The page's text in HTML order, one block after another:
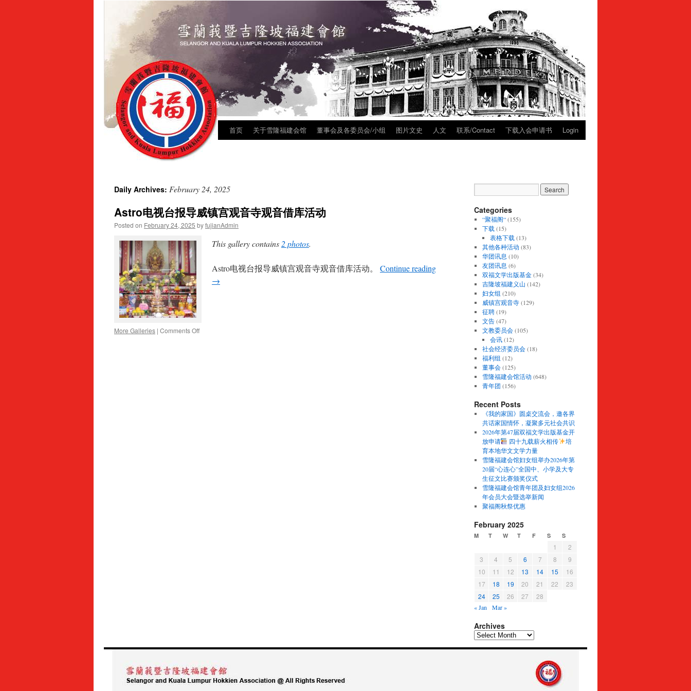
Skip首页 关于雪隆福建会馆 董事会及各委员会/小组 图片文史 人文 联系/Contact 下载入会申请书 Login
Daily Archives: February 24, 2025
Astro电视台报导威镇宫观音寺观音借库活动
Posted on February 24, 2025 byfujianAdmin
This gallery contains 2 photos.
Astro电视台报导威镇宫观音寺观音借库活动。 Continue reading
→
More Galleries | Comments Offon
Categories
“聚福阁“(155)
下载(15)
表格下载(13)
其他各种活动 (83)
华团讯息 (10)
友团讯息 (6)
双福文学出版基金(34)
吉隆坡福建义山 (142)
妇女组 (210)
威镇宫观音寺(129)
征聘(19)
文告(47)
文教委员会(105)
会讯(12)
社会经济委员会(18)
福利组 (12)
董事会(125)
雪隆福建会馆活动 (648)
青年团 (156)
Recent Posts
《我的家国》圆桌交流会，邀各界
共话家国情怀，凝聚多元社会共识
2026年第47届双福文学出版基金开
放申请
四十九载薪火相传
培
育本地华文文学力量
雪隆福建会馆妇女组举办2026年第
20届“心连心”全国中、小学及大专
生征文比赛颁奖仪式
雪隆福建会馆青年团及妇女组2026
年会员大会暨选举新闻
聚福阁秋祭优惠
February 2025
M T W T F S S
1
2
3
4 5 6 7 8
9
10
11 12 13 14 15
16
17
18 19 20 21 22
23
24
25 26 27 28
« Jan Mar »
Archives
Archives